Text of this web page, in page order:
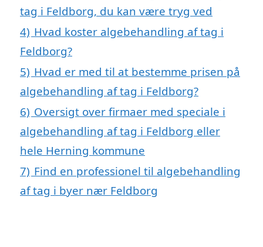
tag i Feldborg, du kan være tryg ved
4) Hvad koster algebehandling af tag i
Feldborg?
5) Hvad er med til at bestemme prisen på
algebehandling af tag i Feldborg?
6) Oversigt over firmaer med speciale i
algebehandling af tag i Feldborg eller
hele Herning kommune
7) Find en professionel til algebehandling
af tag i byer nær Feldborg